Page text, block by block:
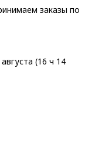
заказы по
(16 ч 14